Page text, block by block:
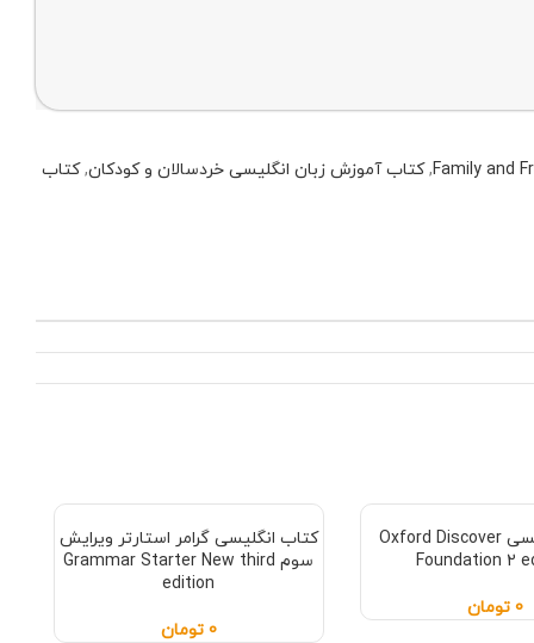
, کتاب آموزش زبان انگلیسی خردسالان و کودکان, کتاب
کتاب انگلیسی Oxford Discover
Foundation 2
0 تومان
کتاب انگلیسی گرامر استارتر ویرایش
سوم Grammar Starter New third
edition
0 تومان